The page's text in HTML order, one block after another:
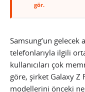
gör.
Samsung’un gelecek
telefonlarıyla ilgili
kullanıcıları çok
göre, şirket Galaxy Z
modellerini önceki